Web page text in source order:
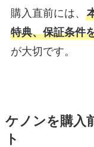
購入直前には、
特典、保証条件
が大切です。
ケノンを購入
ト